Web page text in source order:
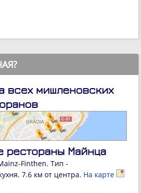
всех мишленовских
рестораны Майнца
Finthen. Тип -
7.6 км от центра. На карте